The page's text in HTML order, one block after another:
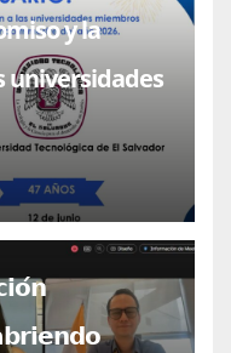
y la
universidades